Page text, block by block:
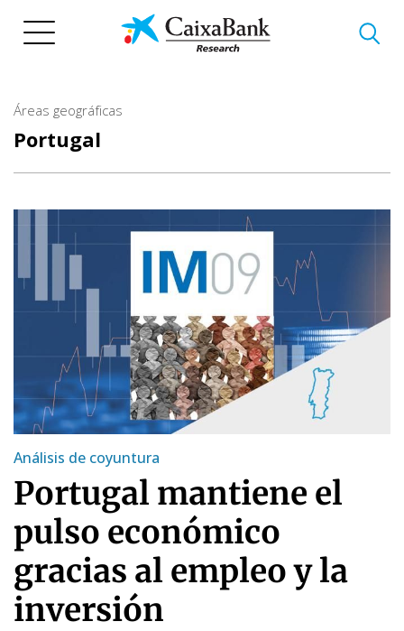
Áreas geográficas
Portugal
Análisis de coyuntura
Portugal mantiene el
pulso económico
gracias al empleo y la
inversión